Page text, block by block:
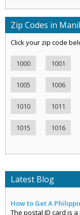
Zip Codes in
Click your zip code
1000 1001
1005 1006
1010 1011
1015 1016
Latest Blog
How to Get A
The postal ID card is